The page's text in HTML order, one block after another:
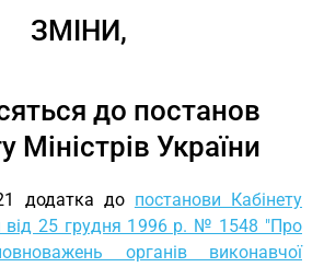
ЗМІНИ,
до постанов
Міністрів України
додатка до постанови Кабінету
від 25 грудня 1996 р. № 1548 "Про
органів виконавчої